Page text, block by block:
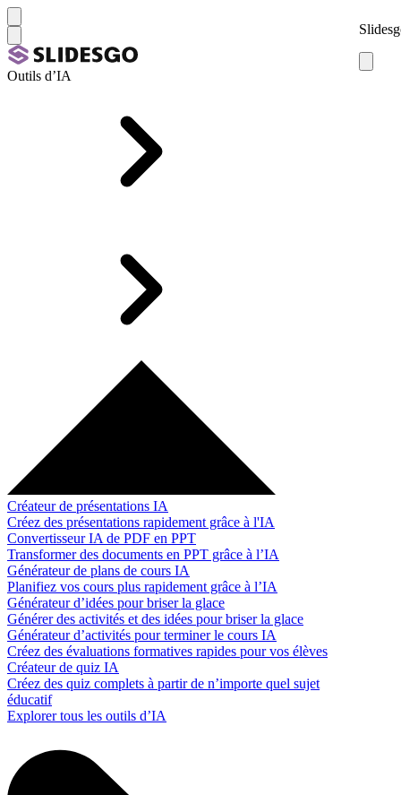
Outils d’IA
Créateur de présentations IA
Créez des présentations rapidement grâce à l'IA
Convertisseur IA de PDF en PPT
Transformer des documents en PPT grâce à l’IA
Générateur de plans de cours IA
Planifiez vos cours plus rapidement grâce à l’IA
Générateur d’idées pour briser la glace
Générer des activités et des idées pour briser la glace
Générateur d’activités pour terminer le cours IA
Créez des évaluations formatives rapides pour vos élèves
Créateur de quiz IA
Créez des quiz complets à partir de n’importe quel sujet
éducatif
Explorer tous les outils d’IA